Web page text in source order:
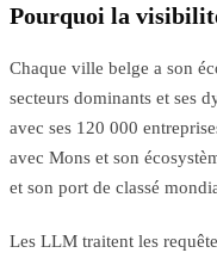
Pourquoi la
Chaque ville belge a son
secteurs dominants et ses
avec ses 120 000
avec Mons et son
et son port de classé
Les LLM traitent les